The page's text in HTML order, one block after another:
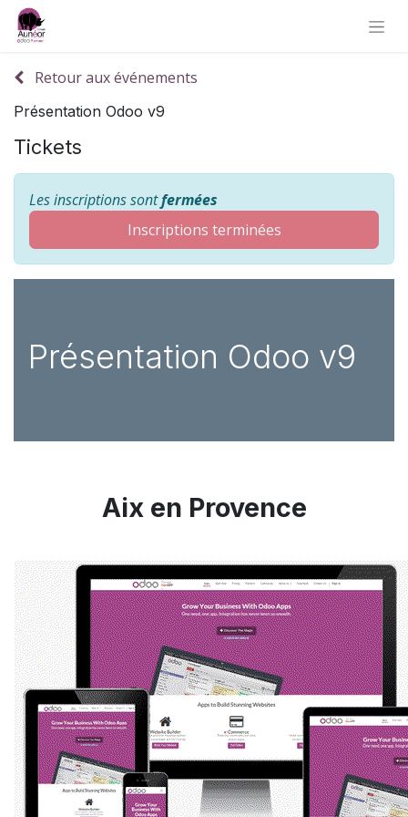
Retour aux événements
Présentation Odoo v9
Tickets
Les inscriptions sontfermées
Inscriptions terminées
Présentation Odoo v9
Aix en Provence